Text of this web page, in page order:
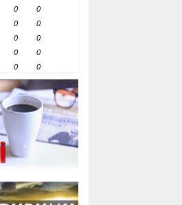
0
0
0
0
0
0
0
0
0 0